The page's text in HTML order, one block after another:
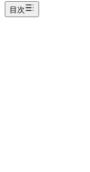
目次